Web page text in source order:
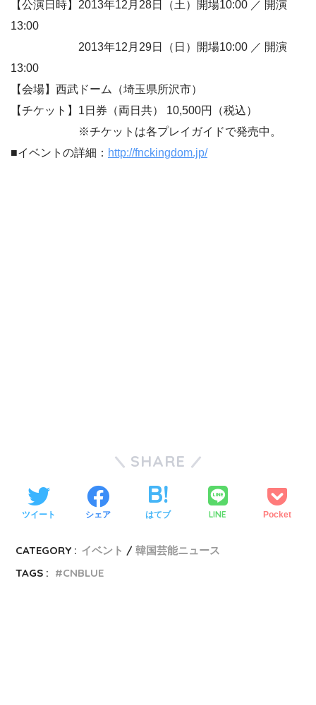
【公演日時】2013年12月28日（土）開場10:00 ／ 開演
13:00
2013年12月29日（日）開場10:00 ／ 開演
13:00
【会場】西武ドーム（埼玉県所沢市）
【チケット】1日券（両日共） 10,500円（税込）
※チケットは各プレイガイドで発売中。
■イベントの詳細： http://fnckingdom.jp/
SHARE
ツイート シェア はてブ LINE Pocket
CATEGORY : イベント
韓国芸能ニュース
TAGS :
CNBLUE